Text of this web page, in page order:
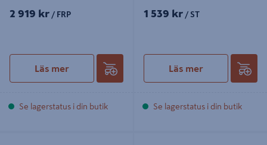
2 919 kr / FRP
Läs mer
Se lagerstatus i din butik
1 539 kr / ST
Läs mer
Se lagerstatus i din butik